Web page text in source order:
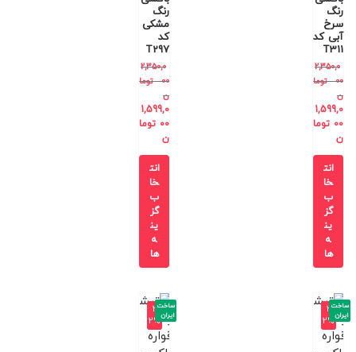
رنگ
سرخ
آبی کد
T311
2,350,0
00
توما
ن
1,599,0
00 توما
ن
انت
خا
ب
گز
ین
ه
ها
رنگ
مشکی
کد
T297
2,350,0
00
توما
ن
1,599,0
00 توما
ن
انت
خا
ب
گز
ین
ه
ها
-3
2%
ساخت
ایران
-3
2%
ساخت
ایران